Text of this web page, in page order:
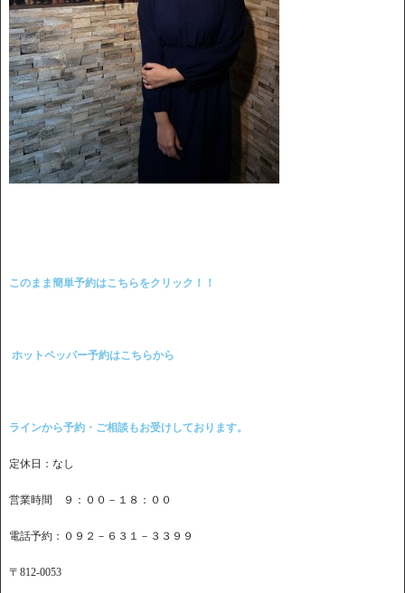
このまま簡単予約はこちらをクリック！！
ホットペッパー予約はこちらから
ラインから予約・ご相談もお受けしております。
定休日：なし
営業時間 ９：００－１８：００
電話予約：０９２－６３１－３３９９
〒812-0053